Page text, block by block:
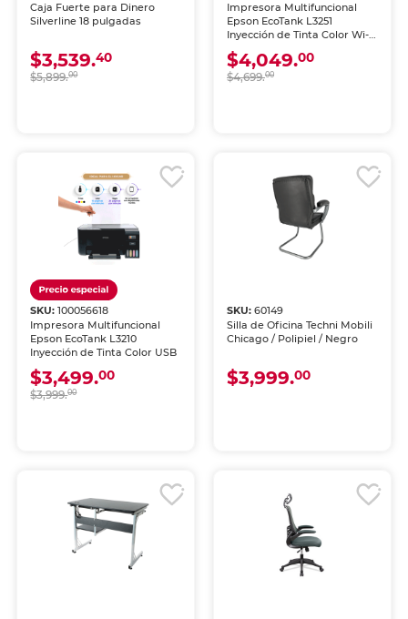
Caja Fuerte para Dinero
Silverline 18 pulgadas
$3,539.40
$5,899.00
Impresora Multifuncional
Epson EcoTank L3251
Inyección de Tinta Color Wi-
Fi
$4,049.00
$4,699.00
SKU:100056618
Impresora Multifuncional
Epson EcoTank L3210
Inyección de Tinta Color USB
$3,499.00
$3,999.00
SKU: 60149
Silla de Oficina Techni Mobili
Chicago / Polipiel / Negro
$3,999.00